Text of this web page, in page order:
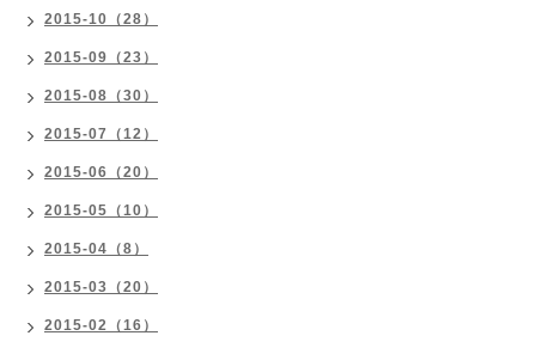
2015-10（28）
2015-09（23）
2015-08（30）
2015-07（12）
2015-06（20）
2015-05（10）
2015-04（8）
2015-03（20）
2015-02（16）